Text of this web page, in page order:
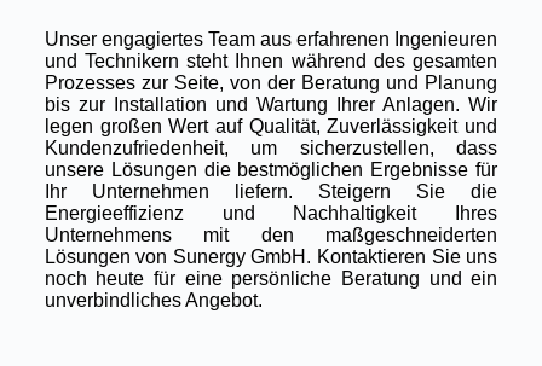
Unser engagiertes Team aus erfahrenen Ingenieuren
und Technikern steht Ihnen während des gesamten
Prozesses zur Seite, von der Beratung und Planung
bis zur Installation und Wartung Ihrer Anlagen. Wir
legen großen Wert auf Qualität, Zuverlässigkeit und
Kundenzufriedenheit, um sicherzustellen, dass
unsere Lösungen die bestmöglichen Ergebnisse für
Ihr Unternehmen liefern. Steigern Sie die
Energieeffizienz und Nachhaltigkeit Ihres
Unternehmens mit den maßgeschneiderten
Lösungen von Sunergy GmbH. Kontaktieren Sie uns
noch heute für eine persönliche Beratung und ein
unverbindliches Angebot.